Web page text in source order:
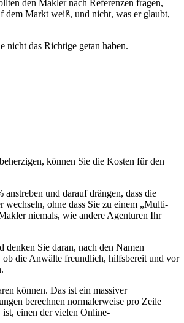
den Makler nach Referenzen fragen,
dem Markt weiß, und nicht, was er glaubt,
nicht das Richtige getan haben.
können Sie die Kosten für den
und darauf drängen, dass die
ohne dass Sie zu einem „Multi-
niemals, wie andere Agenturen Ihr
Sie daran, nach den Namen
ob die Anwälte freundlich, hilfsbereit und vor
können. Das ist ein massiver
berechnen normalerweise pro Zeile
ist, einen der vielen Online-